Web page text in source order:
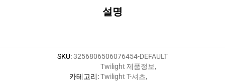
설명
SKU:3256806506076454-DEFAULT
카테고리:
Twilight 제품정보,
Twilight T-셔츠,